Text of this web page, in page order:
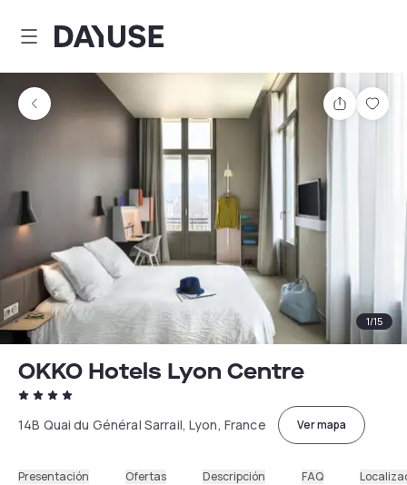
Dayuse
1/15
OKKO Hotels Lyon Centre
14B Quai du Général Sarrail, Lyon, France Ver mapa
Presentación Ofertas Descripción FAQ